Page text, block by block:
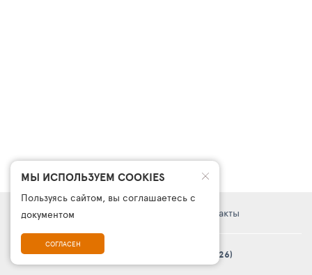
Правовая информация Контакты
© Платформа «ТурСайт Про» в.5.2.0 (2003 - 2026)
МЫ ИСПОЛЬЗУЕМ COOKIES
Пользуясь сайтом, вы соглашаетесь с
документом
СОГЛАСЕН